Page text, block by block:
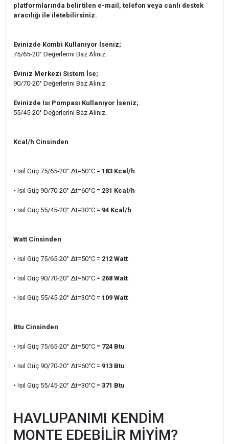
platformlarında belirtilen e-mail, telefon veya canlı destek
aracılığı ile iletebilirsiniz.
Evinizde Kombi Kullanıyor İseniz;
75/65-20° Değerlerini Baz Alınız.
Eviniz Merkezi Sistem İse;
90/70-20° Değerlerini Baz Alınız.
Evinizde Isı Pompası Kullanıyor İseniz;
55/45-20° Değerlerini Baz Alınız.
Kcal/h Cinsinden
• Isıl Güç 75/65-20° ∆t=50°C = 183 Kcal/h
• Isıl Güç 90/70-20° ∆t=60°C = 231 Kcal/h
• Isıl Güç 55/45-20° ∆t=30°C = 94 Kcal/h
Watt Cinsinden
• Isıl Güç 75/65-20° ∆t=50°C = 212 Watt
• Isıl Güç 90/70-20° ∆t=60°C = 268 Watt
• Isıl Güç 55/45-20° ∆t=30°C = 109 Watt
Btu Cinsinden
• Isıl Güç 75/65-20° ∆t=50°C = 724 Btu
• Isıl Güç 90/70-20° ∆t=60°C = 913 Btu
• Isıl Güç 55/45-20° ∆t=30°C = 371 Btu
HAVLUPANIMI KENDİM
MONTE EDEBİLİR MİYİM?